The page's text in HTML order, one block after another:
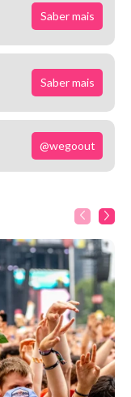
Saber mais
Saber mais
@wegoout